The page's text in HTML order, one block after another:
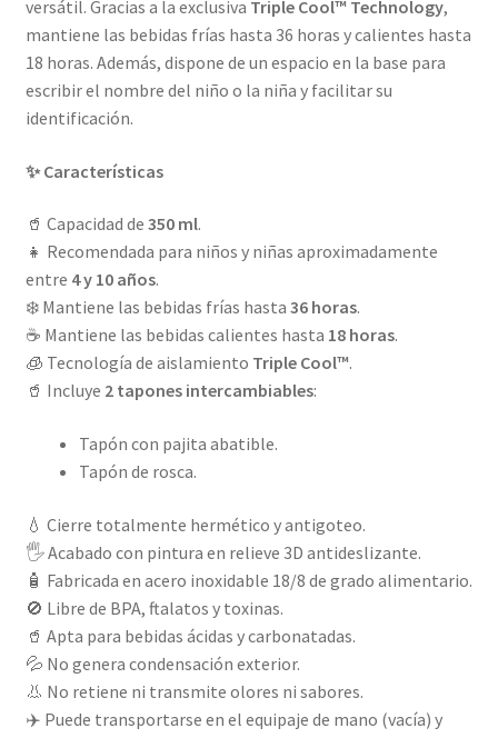
versátil. Gracias a la exclusiva Triple Cool™ Technology,
mantiene las bebidas frías hasta 36 horas y calientes hasta
18 horas. Además, dispone de un espacio en la base para
escribir el nombre del niño o la niña y facilitar su
identificación.
✨ Características
🥤 Capacidad de 350 ml.
👧 Recomendada para niños y niñas aproximadamente
entre 4 y 10 años.
❄️ Mantiene las bebidas frías hasta 36 horas.
☕ Mantiene las bebidas calientes hasta 18 horas.
🧊 Tecnología de aislamiento Triple Cool™.
🥤 Incluye 2 tapones intercambiables:
Tapón con pajita abatible.
Tapón de rosca.
💧 Cierre totalmente hermético y antigoteo.
🖐️ Acabado con pintura en relieve 3D antideslizante.
🧴 Fabricada en acero inoxidable 18/8 de grado alimentario.
🚫 Libre de BPA, ftalatos y toxinas.
🥤 Apta para bebidas ácidas y carbonatadas.
💦 No genera condensación exterior.
👃 No retiene ni transmite olores ni sabores.
✈️ Puede transportarse en el equipaje de mano (vacía) y